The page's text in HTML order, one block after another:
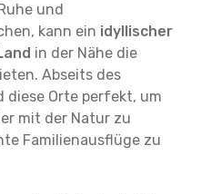
und
kann ein idyllischer
in der Nähe die
Abseits des
diese Orte perfekt, um
mit der Natur zu
Familienausflüge zu